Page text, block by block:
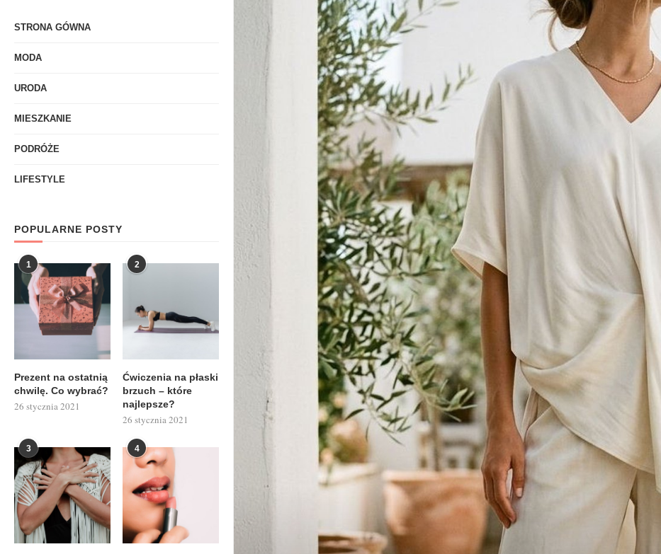
STRONA GÓWNA
MODA
URODA
MIESZKANIE
PODRÓŻE
LIFESTYLE
POPULARNE POSTY
1
Prezent na ostatnią
chwilę. Co wybrać?
26 stycznia 2021
2
Ćwiczenia na płaski
brzuch – które
najlepsze?
26 stycznia 2021
3 4